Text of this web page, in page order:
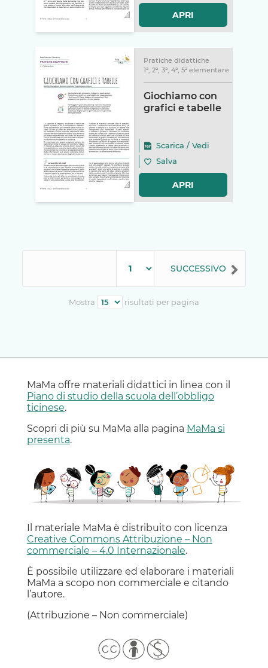
APRI
Pratiche didattiche
1ª, 2ª, 3ª, 4ª, 5ª elementare
Giochiamo con
grafici e tabelle
Scarica / Vedi
Salva
APRI
SUCCESSIVO
Mostra risultati per pagina
MaMa offre materiali didattici in linea con il
Piano di studio della scuola dell’obbligo
ticinese.
Scopri di più su MaMa alla pagina MaMa si
presenta.
Il materiale MaMa è distribuito con licenza
Creative Commons Attribuzione – Non
commerciale – 4.0 Internazionale.
È possibile utilizzare ed elaborare i materiali
MaMa a scopo non commerciale e citando
l’autore.
(Attribuzione – Non commerciale)